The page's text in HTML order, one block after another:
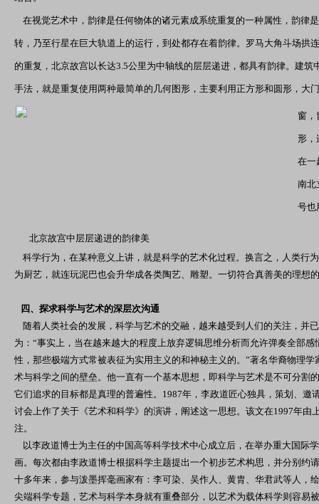
在视觉艺术中，韵律是任何物体的诸元素成系统重复的一种属性，韵律
转，乃至行星在巨大轨道上的运行，到处都存在着韵律。罗马大角斗场拱
的重复，北京故宫以长达3.5公里为中轴线的层层递进，都具有韵律。建
手法，就是重复使用两种最简单的几何图形，主要利用正方形和圆形，大
北京故宫中层层递进的韵律美
窗，
形，
在一
南北
号也
科学行为，在某种意义上讲，就是科学的艺术化过程。换言之，人类行
为厨艺，就连玩泥巴也会升华成各类陶艺、雕塑。一切符合真善美的理想
四、探求科学与艺术的深层次沟通
随着人类社会的发展，科学与艺术的交融，越来越受到人们的关注，并
为：“事实上，当在越来越大的程度上放弃逻辑思维分析而允许弹奏全部
性，那些极端方式常被表征为实用主义的和神秘主义的。”著名华裔物理
术与科学之间的壁垒。他一直有一个基本思想，即科学与艺术是不可分割
它们追求的目标都是真理的普遍性。1987年，李政道匠心独具，策划、
讨会上作了关于《艺术和科学》的演讲，阐述这一思想。该文在1997年
注。
以李政道博士为主任的中国高等科学技术中心成立后，在举办重大国际
画。每次都由李政道博士根据科学主题提出一个初步艺术构思，并分别约
十多年来，参与泼墨挥毫画家有：李可染、吴作人、黄胄、华君武等人，
尖端科学专题，艺术与科学本身就有重叠部分，以艺术为载体科学则容易